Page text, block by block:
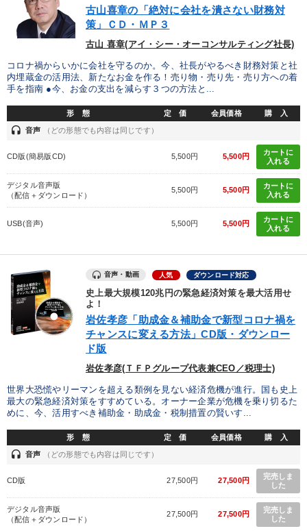
古山喜章の「絶対に会社を潰さない財務対
策」ＣＤ・ＭＰ３
古山 喜章(アイ・シー・オーコンサルティング社長)
コロナ禍からいかに会社を守るのか。今、社長がやるべき財務対策と社
内埋蔵金の活用法、新たなお金を作る！売り物・売り先・売り方への着
手を指南 ●今、お金の支出を減らす３つの方法と...
形 態 定 価 会員価格 購 入
headset 音声 （どの形態でも内容は同じです）
CD版(簡易版CD) 5,500円 5,500円
カートに
入れる
デジタル音声版
（配信＋ダウンロード）
5,500円 5,500円
カートに
入れる
USB(音声) 5,500円 5,500円
カートに
入れる
音声・動画 人気 ダウンロード対応
史上最大規模120兆円の緊急経済対策を最大活用せ
よ！
岩佐孝彦「助成金＆補助金で新型コロナ禍を
チャンスに変える方法」CD版・ダウンロー
ド版
岩佐孝彦(ＴＦＰグループ代表兼CEO／税理士)
世界大恐慌やリーマンを超える類例を見ない経済危機が進行。国も史上
最大の緊急経済対策をすすめている。オーナー企業が危機を乗り切るた
めに、今、活用すべき補助金・助成金・税制措置の賢いす...
形 態 定 価 会員価格 購 入
headset 音声 （どの形態でも内容は同じです）
CD版 27,500円 27,500円
完売しま
した
デジタル音声版
（配信＋ダウンロード）
27,500円 27,500円
完売しま
した